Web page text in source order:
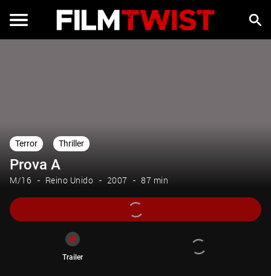
Terror Thriller
Prova A
M/16 Reino Unido 2007 87 min
Trailer